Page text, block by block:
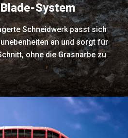
System
Schneidwerk passt sich
an und sorgt für
ohne die Grasnarbe zu